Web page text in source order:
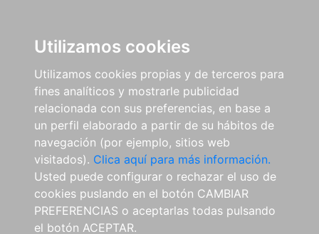
Utilizamos cookies
Utilizamos cookies propias y de terceros para
fines analíticos y mostrarle publicidad
relacionada con sus preferencias, en base a
un perfil elaborado a partir de su hábitos de
navegación (por ejemplo, sitios web
visitados). Clica aquí para más información.
Usted puede configurar o rechazar el uso de
cookies puslando en el botón CAMBIAR
PREFERENCIAS o aceptarlas todas pulsando
el botón ACEPTAR.